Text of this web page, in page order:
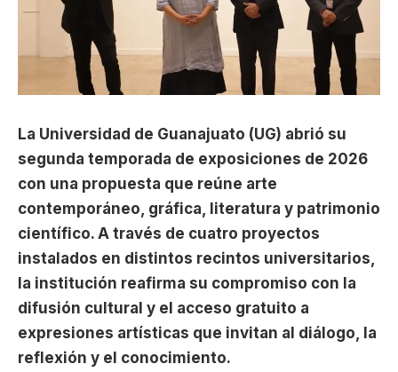
La Universidad de Guanajuato (UG) abrió su
segunda temporada de exposiciones de 2026
con una propuesta que reúne arte
contemporáneo, gráfica, literatura y patrimonio
científico. A través de cuatro proyectos
instalados en distintos recintos universitarios,
la institución reafirma su compromiso con la
difusión cultural y el acceso gratuito a
expresiones artísticas que invitan al diálogo, la
reflexión y el conocimiento.